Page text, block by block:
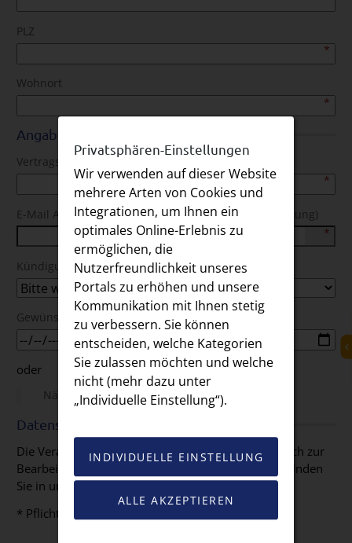
PLZ
Wohnort
Angaben zu Ihrem Vertrag
Vertragsnummer
E-Mail Adresse (für den Erhalt der Empfangsbestätigung)
Kündigungsgrund (freiwillige Angabe)
Gewünschter Kündigungstermin
oder
Nächstmöglicher Kündigungstermin
Datenschutz
Die Verarbeitung Ihrer Angaben erfolgt ausschließlich zur
Bearbeitung Ihrer Anfrage. Weitere Informationen finden
Sie in unsererDatenschutzerklärung.
* Pflichtfeld
Privatsphären-Einstellungen
Wir verwenden auf dieser Website
mehrere Arten von Cookies und
Integrationen, um Ihnen ein
optimales Online-Erlebnis zu
ermöglichen, die
Nutzerfreundlichkeit unseres
Portals zu erhöhen und unsere
Kommunikation mit Ihnen stetig
zu verbessern. Sie können
entscheiden, welche Kategorien
Sie zulassen möchten und welche
nicht (mehr dazu unter
„Individuelle Einstellung“).
INDIVIDUELLE EINSTELLUNG
ALLE AKZEPTIEREN